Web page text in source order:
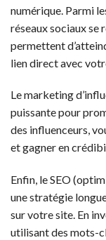
numérique. Parmi
réseaux sociaux se
permettent
lien direct avec
Le marketing
puissante pour
des influenceurs,
et gagner en
Enfin, le SEO
une stratégie
sur votre site. En
utilisant des mots-